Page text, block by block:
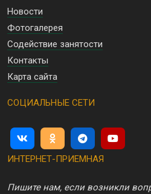
Новости
Фотогалерея
Содействие занятости
Контакты
Карта сайта
СОЦИАЛЬНЫЕ СЕТИ
ИНТЕРНЕТ-ПРИЕМНАЯ
Пишите нам, если возникли